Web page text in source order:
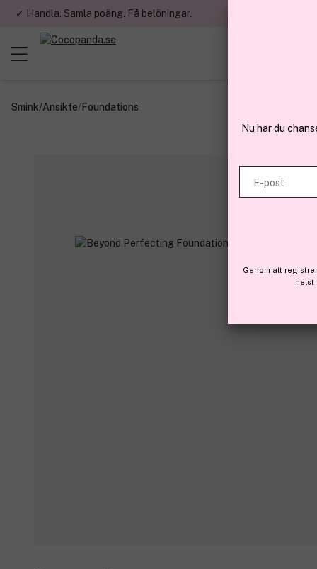
✓ Handla. Samla poäng. Få belöningar.
Smink/Ansikte/Foundations
Nu har du
E-post
Genom att
helst